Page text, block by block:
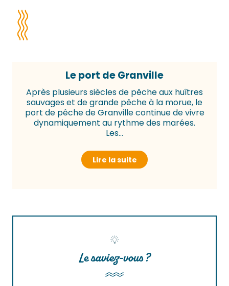
Le port de Granville
Après plusieurs siècles de pêche aux huîtres
sauvages et de grande pêche à la morue, le
port de pêche de Granville continue de vivre
dynamiquement au rythme des marées.
Les...
Lire la suite
Le saviez-vous ?